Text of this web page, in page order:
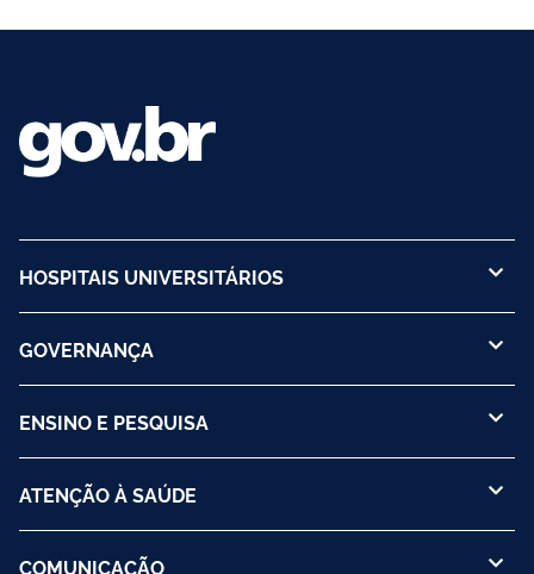
HOSPITAIS UNIVERSITÁRIOS
GOVERNANÇA
ENSINO E PESQUISA
ATENÇÃO À SAÚDE
COMUNICAÇÃO